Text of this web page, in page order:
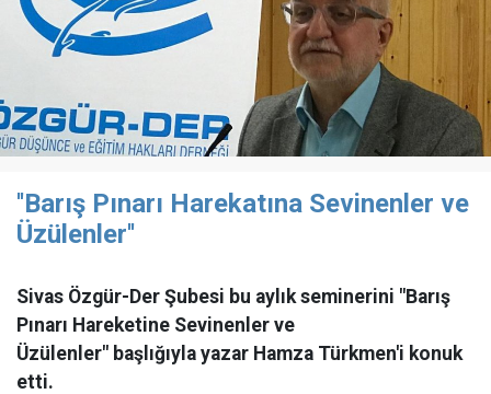
''Barış Pınarı Harekatına Sevinenler ve
Üzülenler''
Sivas Özgür-Der Şubesi bu aylık seminerini "Barış
Pınarı Hareketine Sevinenler ve
Üzülenler" başlığıyla yazar Hamza Türkmen'i konuk
etti.